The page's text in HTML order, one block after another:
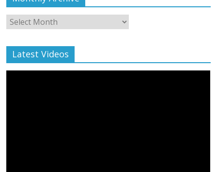
Monthly
Archive
Latest Videos